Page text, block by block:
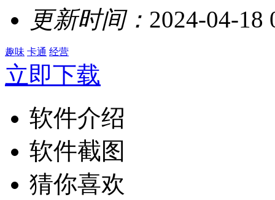
更新时间： 2024-04-18
趣味 卡通 经营
立即下载
软件介绍
软件截图
猜你喜欢